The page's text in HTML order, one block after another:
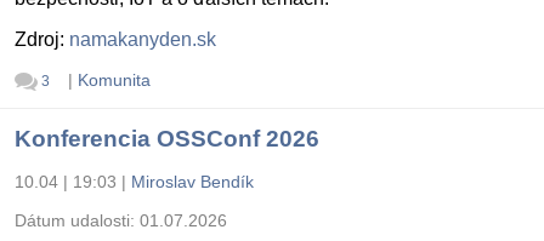
Zdroj: namakanyden.sk
3 | Komunita
Konferencia OSSConf 2026
10.04 | 19:03 | Miroslav Bendík
Dátum udalosti: 01.07.2026